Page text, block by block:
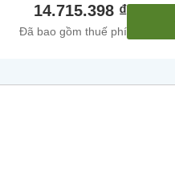
14.715.398 ₫
Đã bao gồm thuế phí